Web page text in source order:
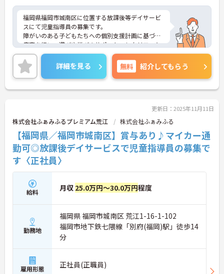
福岡県福岡市城南区に位置する放課後等デイサービ
スにて児童指導員の募集です。
障がいのある子どもたちへの個別支援計画に基づく
療育を行い、遊びや学びのサポート、レクリエーシ
ョンやイベント企画・実施、日常生活の支援（食
事・トイレ・着替え）、学校休業日の給食調理、送
迎業務などを担当します。子どもたちの成長を支え
るやりがいのある仕事で、笑顔を間近で見られるこ
とが魅力です。
ご興味のある方には、面接対策ポイントなどさらに
詳細をお話いたしますので、お気軽にご相談くださ
い。
詳細を見る 無料 紹介してもらう
更新日：2025年11月11日
株式会社ふぁみふるプレミアム荒江 株式会社ふぁみふる
【福岡県／福岡市城南区】賞与あり♪マイカー通
勤可◎放課後デイサービスで児童指導員の募集で
す〈正社員〉
給料 月収 25.0万円～30.0万円程度
勤務地
福岡県 福岡市城南区 荒江1-16-1-102
福岡市地下鉄七隈線「別府(福岡)駅」徒歩14
分
雇用形態 正社員(正職員)